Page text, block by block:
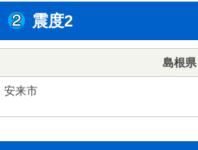
震度2
島根県
安来市